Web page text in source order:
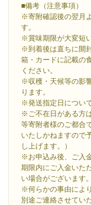
■備考（注意事項）
※寄附確認後の翌月
す。
※賞味期限が大変短
※到着後は直ちに開
箱・カードに記載の
ください。
※収穫・天候等の影
ります。
※発送指定日につい
※ご不在日がある方
等寄附者様のご都合
いたしかねますので
し上げます。）
※お申込み後、ご入
期限内にご入金いた
い場合がございます。
※何らかの事由によ
別途ご連絡させてい